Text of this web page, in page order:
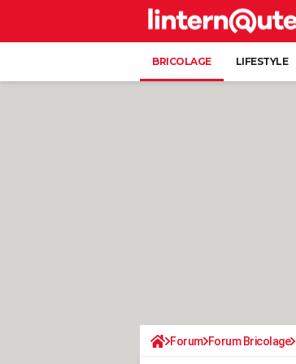
BRICOLAGE LIFESTYLE
Forum Forum Bricolage